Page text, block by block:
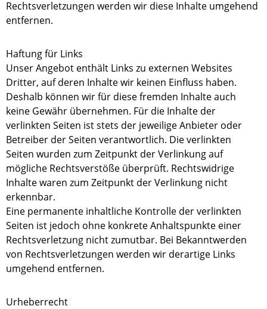
Rechtsverletzungen werden wir diese Inhalte umgehend
entfernen.
Haftung für Links
Unser Angebot enthält Links zu externen Websites
Dritter, auf deren Inhalte wir keinen Einfluss haben.
Deshalb können wir für diese fremden Inhalte auch
keine Gewähr übernehmen. Für die Inhalte der
verlinkten Seiten ist stets der jeweilige Anbieter oder
Betreiber der Seiten verantwortlich. Die verlinkten
Seiten wurden zum Zeitpunkt der Verlinkung auf
mögliche Rechtsverstöße überprüft. Rechtswidrige
Inhalte waren zum Zeitpunkt der Verlinkung nicht
erkennbar.
Eine permanente inhaltliche Kontrolle der verlinkten
Seiten ist jedoch ohne konkrete Anhaltspunkte einer
Rechtsverletzung nicht zumutbar. Bei Bekanntwerden
von Rechtsverletzungen werden wir derartige Links
umgehend entfernen.
Urheberrecht